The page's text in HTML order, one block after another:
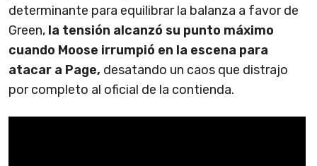
determinante para equilibrar la balanza a favor de
Green, la tensión alcanzó su punto máximo
cuando Moose irrumpió en la escena para
atacar a Page, desatando un caos que distrajo
por completo al oficial de la contienda.